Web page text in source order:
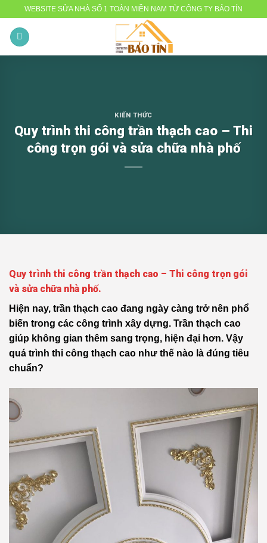
content
WEBSITE SỬA NHÀ SỐ 1 TOÀN MIỀN NAM TỪ CÔNG TY BẢO TÍN
KIẾN THỨC
Quy trình thi công trần thạch cao – Thi
công trọn gói và sửa chữa nhà phố
Quy trình thi công trần thạch cao – Thi công trọn gói
và sửa chữa nhà phố.
Hiện nay, trần thạch cao đang ngày càng trở nên phổ
biến trong các công trình xây dựng. Trần thạch cao
giúp không gian thêm sang trọng, hiện đại hơn. Vậy
quá trình thi công thạch cao như thế nào là đúng tiêu
chuẩn?